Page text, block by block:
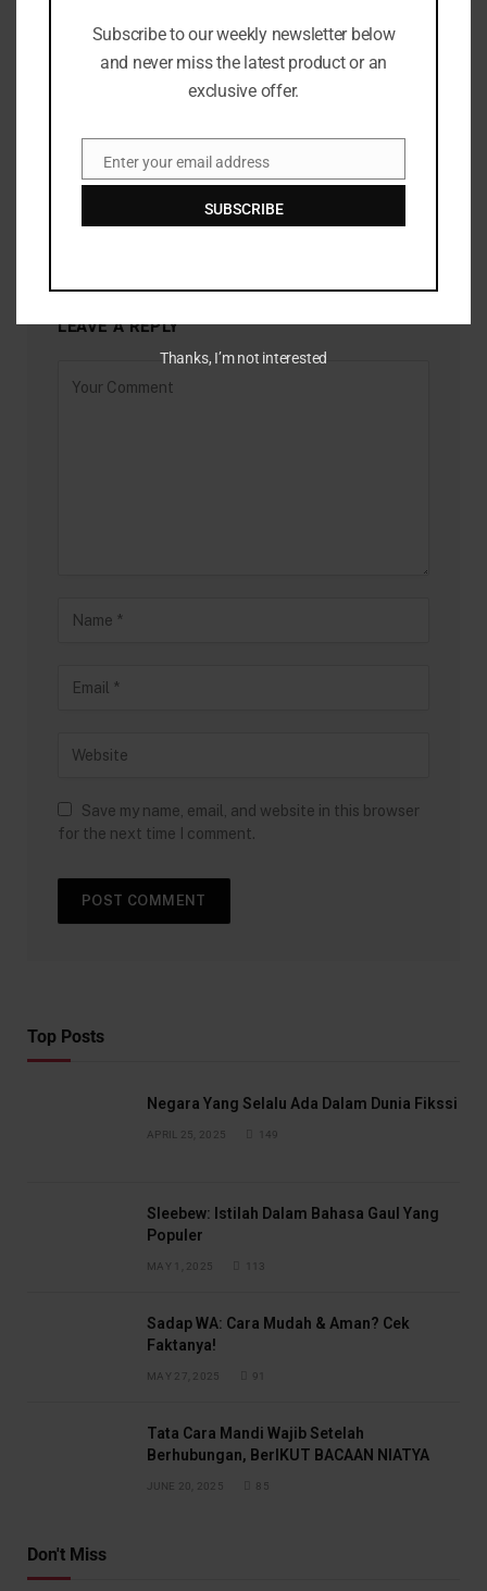
Toney mencetak hat-trick dalam kemenangan persahabatan
LEAVE A REPLY
Save my name, email, and website in this browser
for the next time I comment.
Top Posts
Negara Yang Selalu Ada Dalam Dunia Fikssi
APRIL 25, 2025 149
Sleebew: Istilah Dalam Bahasa Gaul Yang
Populer
MAY 1, 2025 113
Sadap WA: Cara Mudah & Aman? Cek
Faktanya!
MAY 27, 2025 91
Tata Cara Mandi Wajib Setelah
Berhubungan, BerIKUT BACAAN NIATYA
JUNE 20, 2025 85
Don't Miss
Subscribe to our weekly newsletter below
and never miss the latest product or an
exclusive offer.
EmailEnter your email address
SUBSCRIBE
Thanks, I’m not interested